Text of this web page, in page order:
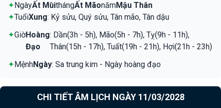
✦NgàyẤt MùithángẤt MãonămMậu Thân
✦TuổiXung: Kỷ sửu, Quý sửu, Tân mão, Tân dậu
✦GiờHoàng
Đạo
: Dần(3h - 5h), Mão(5h - 7h), Tỵ(9h - 11h),
Thân(15h - 17h), Tuất(19h - 21h), Hợi(21h - 23h)
✦MệnhNgày: Sa trung kim - Ngày hoàng đạo
CHI TIẾT ÂM LỊCH NGÀY 11/03/2028